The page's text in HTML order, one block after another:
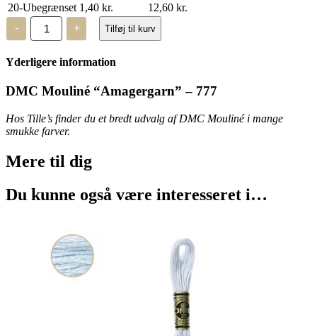
20-Ubegrænset 1,40 kr. 12,60 kr.
-
DMC
Mouliné,
“Amagergarn”
777
+ Tilføj til kurv
Yderligere information
DMC Mouliné “Amagergarn” – 777
Hos Tille’s finder du et bredt udvalg af DMC Mouliné i mange
smukke farver.
Mere til dig
Du kunne også være interesseret i…